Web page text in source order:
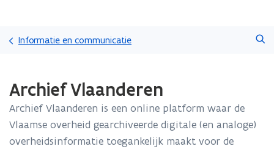
gaan
Informatie en communicatie
met
laden.
bevindt
Archief Vlaanderen
Archief Vlaanderen is een online platform waar de
Vlaamse overheid gearchiveerde digitale (en analoge)
overheidsinformatie toegankelijk maakt voor de